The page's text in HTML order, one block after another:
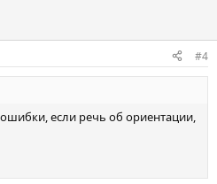
#4
если речь об ориентации,